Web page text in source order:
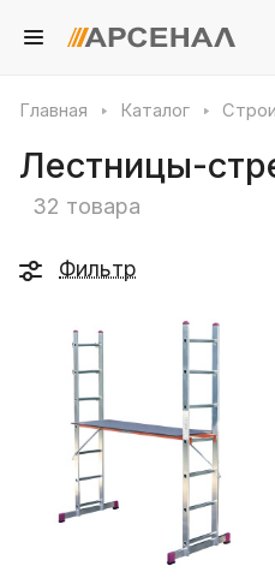
Главная Каталог
Лестницы-
32 товара
Фильтр